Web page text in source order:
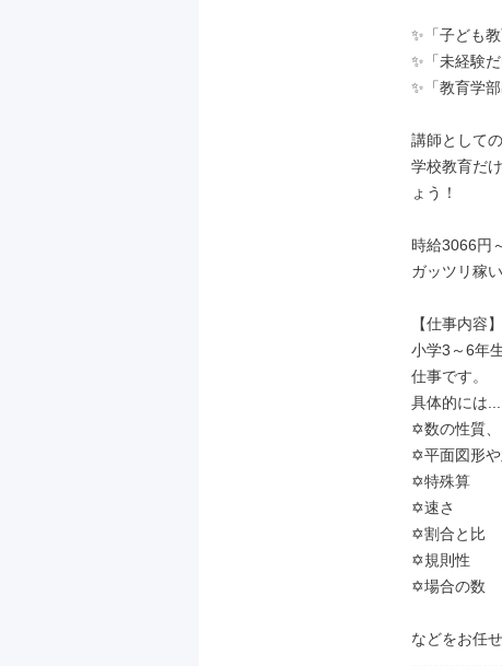
✨「子ども
✨「未経験
✨「教育学
講師として
学校教育だ
ょう！
時給3066円
ガッツリ稼
【仕事内容】
小学3～6年
仕事です。
具体的には....
✡️数の性質
✡️平面図形
✡️特殊算
✡️速さ
✡️割合と比
✡️規則性
✡️場合の数
などをお任